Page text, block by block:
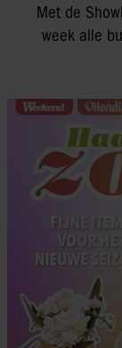
Met de
week alle